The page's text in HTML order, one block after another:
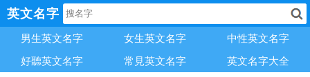
英文名字
男生英文名字 女生英文名字
中性英文名字
好聽英文名字
常見英文名字 英文名字大全